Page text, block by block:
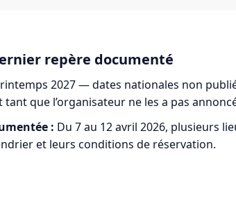
repère documenté
2027 — dates nationales non
tant que l’organisateur ne les a pas
: Du 7 au 12 avril 2026, plusieurs
et leurs conditions de réservation.